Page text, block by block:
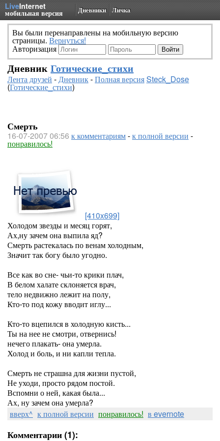
LiveInternet
мобильная версия Дневники Личка
Вы были перенаправлены на мобильную версию
страницы. Вернуться!
Авторизация
Дневник Готические_стихи
Лента друзей -Дневник-Полная версияSteck_Dose
(Готические_стихи)
Смерть
16-07-2007 06:56 к комментариям-к полной версии -
понравилось!
[410x699]
Холодом звезды и месяц горят,
Ах,ну зачем она выпила яд?
Смерть растекалась по венам холодным,
Значит так богу было угодно.
Все как во сне- чьи-то крики плач,
В белом халате склоняется врач,
тело недвижно лежит на полу,
Кто-то под кожу вводит иглу...
Кто-то вцепился в холодную кисть...
Ты на нее не смотри, отвернись!
нечего плакать- она умерла.
Холод и боль, и ни капли тепла.
Смерть не страшна для жизни пустой,
Не уходи, просто рядом постой.
Вспомни о ней, какая была...
Ах, ну зачем она умерла?
вверх^ к полной версии понравилось! в evernote
Комментарии (1):